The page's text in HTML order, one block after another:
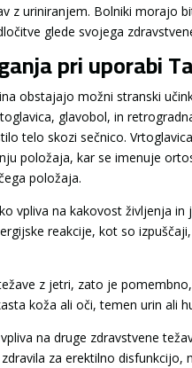
z uriniranjem. Bolniki morajo
glede svojega
pri uporabi
obstajajo možni stranski
glavobol, in
telo skozi sečnico.
položaja, kar se imenuje
položaja.
vpliva na kakovost življenja
reakcije, kot so
z jetri, zato je
koža ali oči, temen urin ali
vpliva na druge zdravstvene
za erektilno